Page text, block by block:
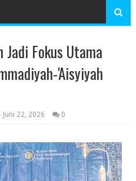
Jadi Fokus Utama
'Aisyiyah
Juni 22, 2026 0